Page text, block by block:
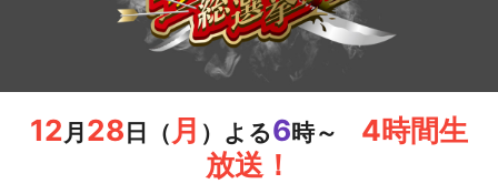
12月 28 日（ 月 ）よる6時～ 4時間生
放送！